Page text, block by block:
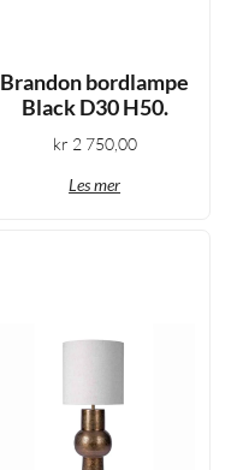
Brandon bordlampe
Black D30 H50.
kr 2 750,00
Les mer